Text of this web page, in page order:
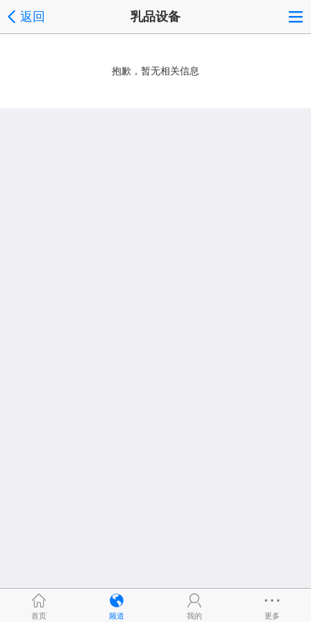
返回 乳品设备
抱歉，暂无相关信息
首页 频道 我的 更多